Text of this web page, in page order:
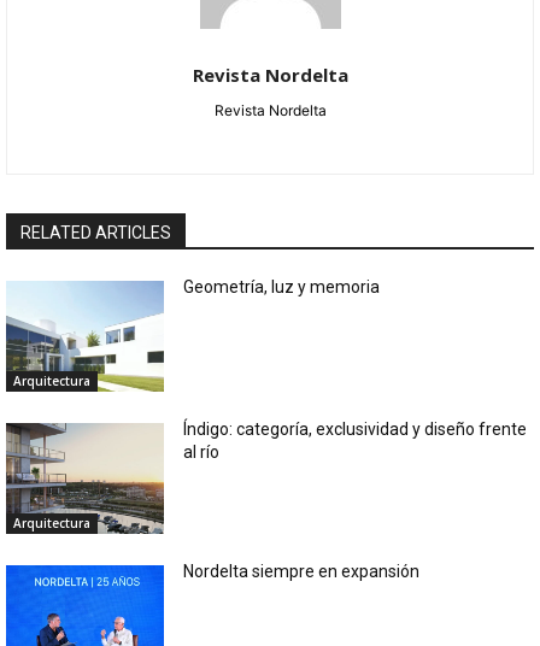
Revista Nordelta
Revista Nordelta
RELATED ARTICLES
Arquitectura
Geometría, luz y memoria
Arquitectura
Índigo: categoría, exclusividad y diseño frente
al río
Nordelta siempre en expansión